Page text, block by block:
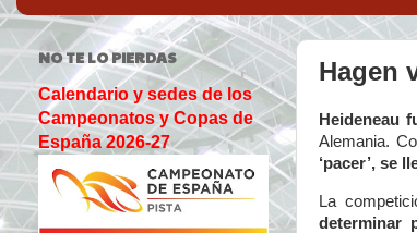
Hagen
Heideneau
Alemania.
‘pacer’, se
La
determinar
NO TE LO PIERDAS
Calendario y sedes de los
Campeonatos y Copas de
España 2026-27